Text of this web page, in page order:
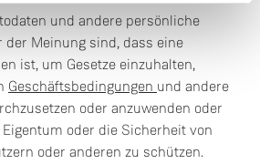
und andere persönliche
der Meinung sind, dass eine
ist, um Gesetze einzuhalten,
Geschäftsbedingungen und andere
oder anzuwenden oder
oder die Sicherheit von
oder anderen zu schützen.